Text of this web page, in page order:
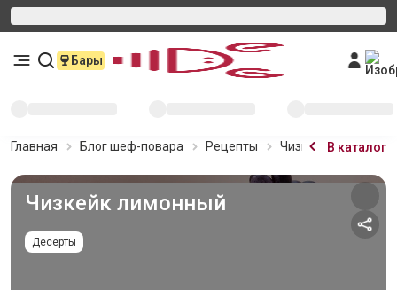
Бары
Главная Блог шеф-повара Рецепты Чизкейк лимонный
В каталог
Чизкейк лимонный
Десерты